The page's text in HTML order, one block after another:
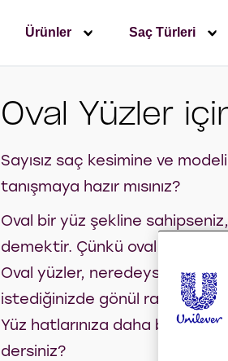
Ürünler Saç Türleri
Oval Yüzler
Sayısız saç kesimine ve
tanışmaya hazır mısınız?
Oval bir yüz şekline
demektir. Çünkü oval yüze
Oval yüzler, neredeyse tüm
istediğinizde gönül
Yüz hatlarınıza daha belirgin
dersiniz?